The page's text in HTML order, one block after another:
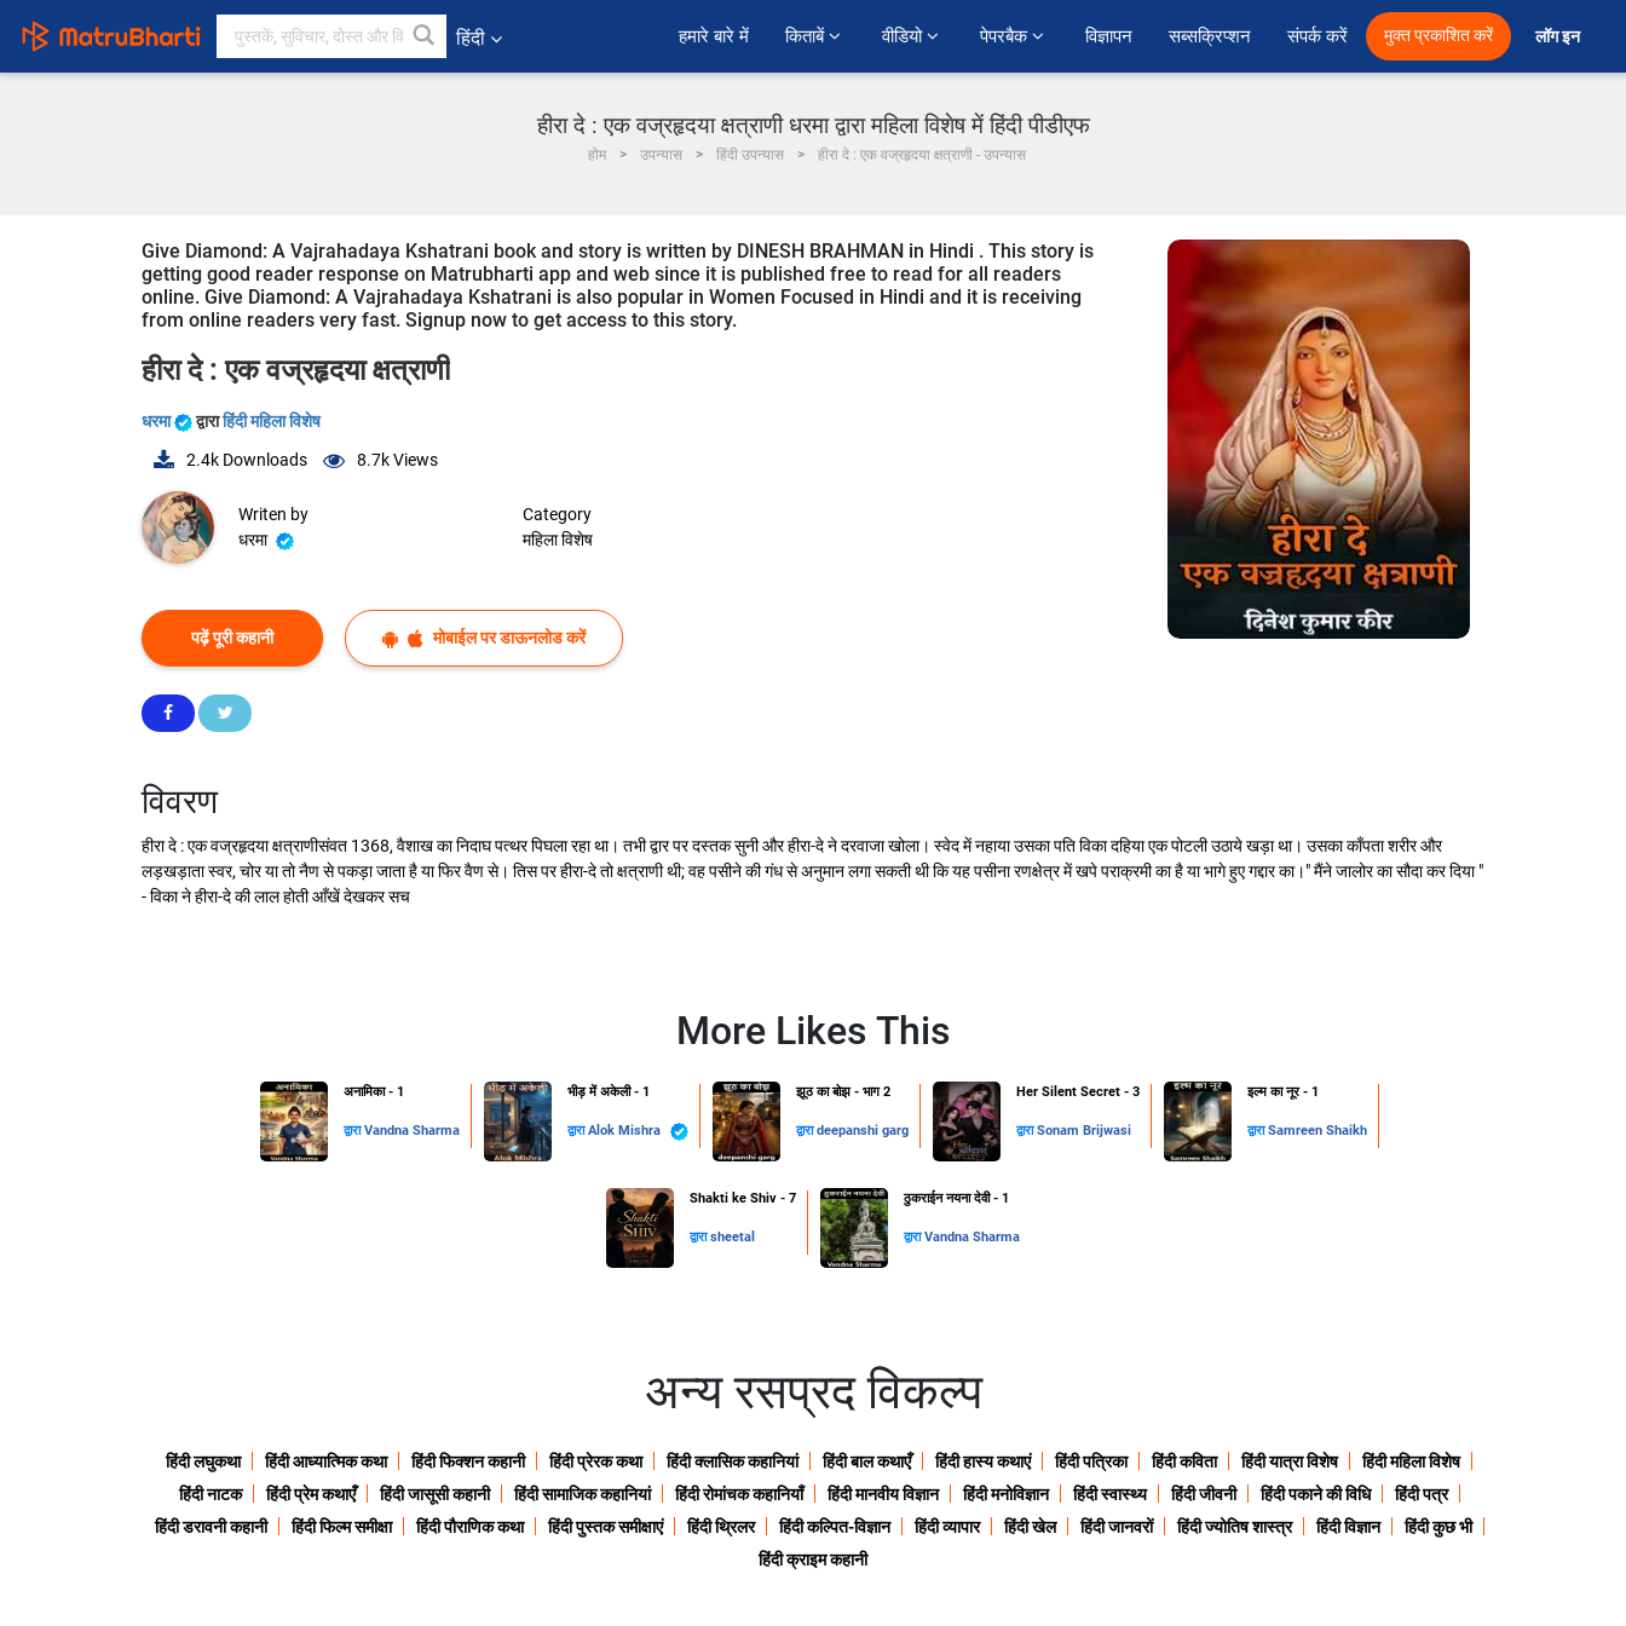
हिंदी हमारे बारे में किताबें वीडियो पेपरबैक विज्ञापन सब्सक्रिप्शन संपर्क करें मुक्त प्रकाशित करें लॉग इन
हीरा दे : एक वज्रहृदया क्षत्राणी धरमा द्वारा महिला विशेष में हिंदी पीडीएफ
होम उपन्यास हिंदी उपन्यास हीरा दे : एक वज्रहृदया क्षत्राणी - उपन्यास
Give Diamond: A Vajrahadaya Kshatrani book and story is written by DINESH BRAHMAN in Hindi . This story is
getting good reader response on Matrubharti app and web since it is published free to read for all readers
online. Give Diamond: A Vajrahadaya Kshatrani is also popular in Women Focused in Hindi and it is receiving
from online readers very fast. Signup now to get access to this story.
हीरा दे : एक वज्रहृदया क्षत्राणी
धरमा द्वाराहिंदी महिला विशेष
2.4k Downloads 8.7kViews
Writen by
धरमा
Category
महिला विशेष
पढ़ें पूरी कहानी मोबाईल पर डाऊनलोड करें
विवरण
हीरा दे : एक वज्रहृदया क्षत्राणीसंवत 1368, वैशाख का निदाघ पत्थर पिघला रहा था। तभी द्वार पर दस्तक सुनी और हीरा-दे ने दरवाजा खोला। स्वेद में नहाया उसका पति विका दहिया एक पोटली उठाये खड़ा था। उसका काँपता शरीर और
लड़खड़ाता स्वर, चोर या तो नैण से पकड़ा जाता है या फिर वैण से। तिस पर हीरा-दे तो क्षत्राणी थी; वह पसीने की गंध से अनुमान लगा सकती थी कि यह पसीना रणक्षेत्र में खपे पराक्रमी का है या भागे हुए गद्दार का।" मैंने जालोर का सौदा कर दिया "
- विका ने हीरा-दे की लाल होती आँखें देखकर सच
More Likes This
अनामिका - 1
द्वाराVandna Sharma
भीड़ में अकेली - 1
द्वाराAlok Mishra
झूठ का बोझ - भाग 2
द्वाराdeepanshi garg
Her Silent Secret - 3
द्वाराSonam Brijwasi
इल्म का नूर - 1
द्वाराSamreen Shaikh
Shakti ke Shiv - 7
द्वाराsheetal
ठुकराईन नयना देवी - 1
द्वाराVandna Sharma
अन्य रसप्रद विकल्प
हिंदी लघुकथा हिंदी आध्यात्मिक कथा हिंदी फिक्शन कहानी हिंदी प्रेरक कथा हिंदी क्लासिक कहानियां हिंदी बाल कथाएँ हिंदी हास्य कथाएं हिंदी पत्रिका हिंदी कविता हिंदी यात्रा विशेष
हिंदी महिला विशेष
हिंदी नाटक
हिंदी प्रेम कथाएँ हिंदी जासूसी कहानी हिंदी सामाजिक कहानियां हिंदी रोमांचक कहानियाँ हिंदी मानवीय विज्ञान हिंदी मनोविज्ञान हिंदी स्वास्थ्य हिंदी जीवनी हिंदी पकाने की विधि
हिंदी पत्र
हिंदी डरावनी कहानी
हिंदी फिल्म समीक्षा हिंदी पौराणिक कथा हिंदी पुस्तक समीक्षाएं हिंदी थ्रिलर हिंदी कल्पित-विज्ञान हिंदी व्यापार हिंदी खेल हिंदी जानवरों हिंदी ज्योतिष शास्त्र हिंदी विज्ञान
हिंदी कुछ भी
हिंदी क्राइम कहानी